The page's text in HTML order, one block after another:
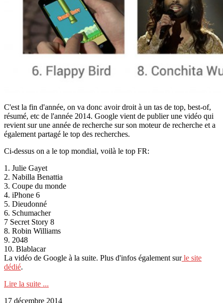
C'est la fin d'année, on va donc avoir droit à un tas de top, best-of,
résumé, etc de l'année 2014. Google vient de publier une vidéo qui
revient sur une année de recherche sur son moteur de recherche et a
également partagé le top des recherches.
Ci-dessus on a le top mondial, voilà le top FR:
1. Julie Gayet
2. Nabilla Benattia
3. Coupe du monde
4. iPhone 6
5. Dieudonné
6. Schumacher
7 Secret Story 8
8. Robin Williams
9. 2048
10. Blablacar
La vidéo de Google à la suite. Plus d'infos également surle site
dédié.
Lire la suite ...
17 décembre 2014